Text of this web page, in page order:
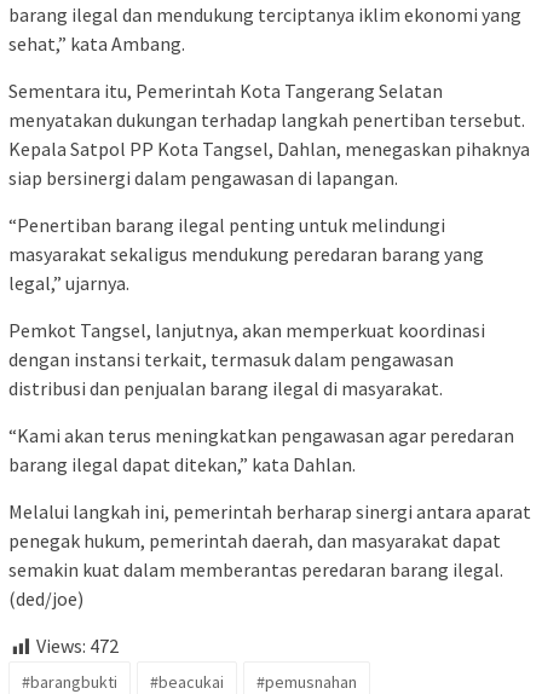
barang ilegal dan mendukung terciptanya iklim ekonomi yang
sehat,” kata Ambang.
Sementara itu, Pemerintah Kota Tangerang Selatan
menyatakan dukungan terhadap langkah penertiban tersebut.
Kepala Satpol PP Kota Tangsel, Dahlan, menegaskan pihaknya
siap bersinergi dalam pengawasan di lapangan.
“Penertiban barang ilegal penting untuk melindungi
masyarakat sekaligus mendukung peredaran barang yang
legal,” ujarnya.
Pemkot Tangsel, lanjutnya, akan memperkuat koordinasi
dengan instansi terkait, termasuk dalam pengawasan
distribusi dan penjualan barang ilegal di masyarakat.
“Kami akan terus meningkatkan pengawasan agar peredaran
barang ilegal dapat ditekan,” kata Dahlan.
Melalui langkah ini, pemerintah berharap sinergi antara aparat
penegak hukum, pemerintah daerah, dan masyarakat dapat
semakin kuat dalam memberantas peredaran barang ilegal.
(ded/joe)
Views: 472
#barangbukti #beacukai #pemusnahan